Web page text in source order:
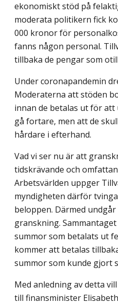
ekonomiskt stöd på
moderata politikern fick
000 kronor för
fanns någon personal.
tillbaka de pengar som
Under coronapandemin
Moderaterna att stöden
innan de betalas ut för
gå fortare, men att de
hårdare i efterhand.
Vad vi ser nu är att
tidskrävande och
Arbetsvärlden uppger
myndigheten därför
beloppen. Därmed
granskning.
summor som betalats ut
kommer att betalas
summor som kunde gjort
Med anledning av detta
till finansminister